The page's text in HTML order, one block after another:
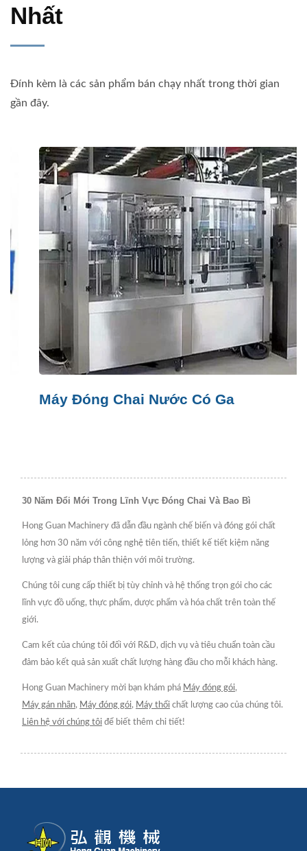
Nhất
Đính kèm là các sản phẩm bán chạy nhất trong thời gian
gần đây.
Máy Đóng Chai Nước Có Ga
30 Năm Đổi Mới Trong Lĩnh Vực Đóng Chai Và Bao Bì
Hong Guan Machinery đã dẫn đầu ngành chế biến và đóng gói chất
lỏng hơn 30 năm với công nghệ tiên tiến, thiết kế tiết kiệm năng
lượng và giải pháp thân thiện với môi trường.
Chúng tôi cung cấp thiết bị tùy chỉnh và hệ thống trọn gói cho các
lĩnh vực đồ uống, thực phẩm, dược phẩm và hóa chất trên toàn thế
giới.
Cam kết của chúng tôi đối với R&D, dịch vụ và tiêu chuẩn toàn cầu
đảm bảo kết quả sản xuất chất lượng hàng đầu cho mỗi khách hàng.
Hong Guan Machinery mời bạn khám phá Máy đóng gói,
Máy gán nhãn, Máy đóng gói, Máy thổi chất lượng cao của chúng tôi.
Liên hệ với chúng tôi để biết thêm chi tiết!